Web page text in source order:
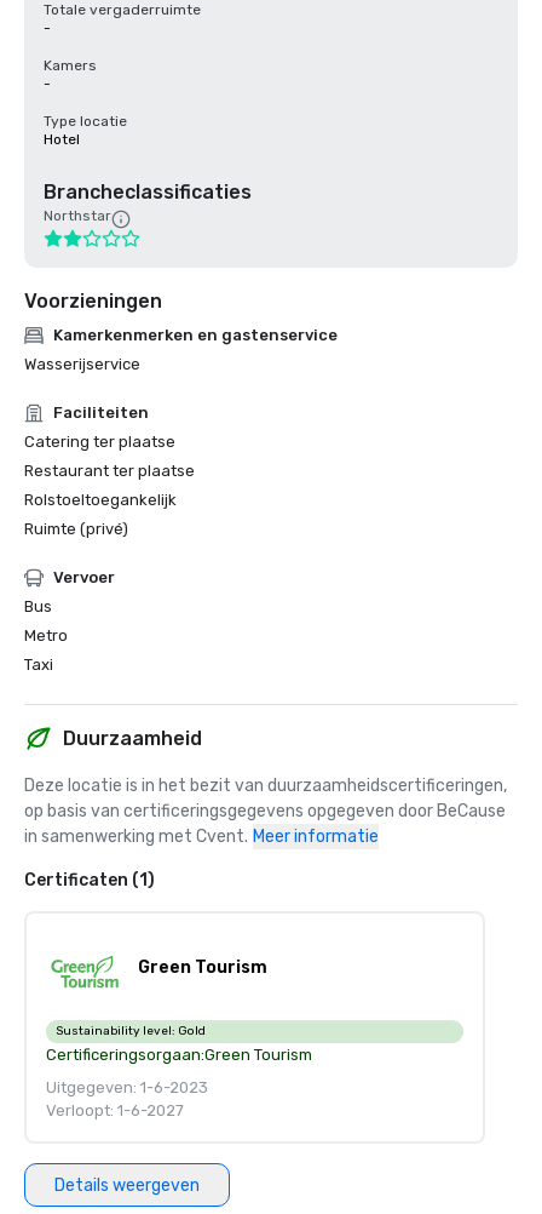
Totale vergaderruimte
-
Kamers
-
Type locatie
Hotel
Brancheclassificaties
Northstar
Voorzieningen
Kamerkenmerken en gastenservice
Wasserijservice
Faciliteiten
Catering ter plaatse
Restaurant ter plaatse
Rolstoeltoegankelijk
Ruimte (privé)
Vervoer
Bus
Metro
Taxi
Duurzaamheid
Deze locatie is in het bezit van duurzaamheidscertificeringen,
op basis van certificeringsgegevens opgegeven door BeCause
in samenwerking met Cvent. Meer informatie
Certificaten (1)
Green Tourism
Sustainability level: Gold
Certificeringsorgaan:Green Tourism
Uitgegeven: 1-6-2023
Verloopt: 1-6-2027
Details weergeven